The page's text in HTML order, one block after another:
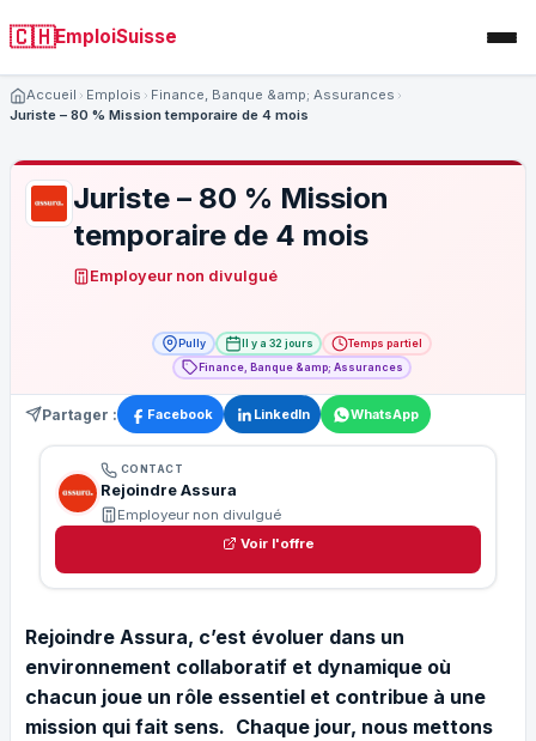
🇨🇭EmploiSuisse
Accueil Emplois
Finance, Banque &amp; Assurances
Juriste – 80 % Mission temporaire de 4 mois
Juriste – 80 % Mission
temporaire de 4 mois
Employeur non divulgué
Pully Il y a 32 jours
Temps partiel
Finance, Banque &amp; Assurances
Partager : Facebook LinkedIn WhatsApp
CONTACT
Rejoindre Assura
Employeur non divulgué
Voir l'offre
Rejoindre Assura, c’est évoluer dans un
environnement collaboratif et dynamique où
chacun joue un rôle essentiel et contribue à une
mission qui fait sens. Chaque jour, nous mettons